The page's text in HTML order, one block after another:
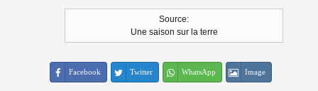
Source:
Une saison sur la terre
Facebook Twitter WhatsApp Image